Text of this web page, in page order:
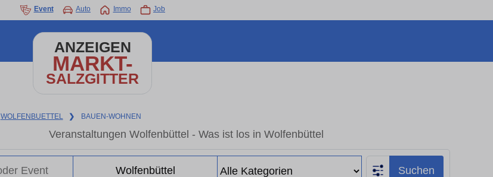
Event Auto Immo Job
ANZEIGEN
MARKT-
SALZGITTER
WOLFENBUETTEL ❯ BAUEN-WOHNEN
Veranstaltungen Wolfenbüttel - Was ist los in Wolfenbüttel
Suchen